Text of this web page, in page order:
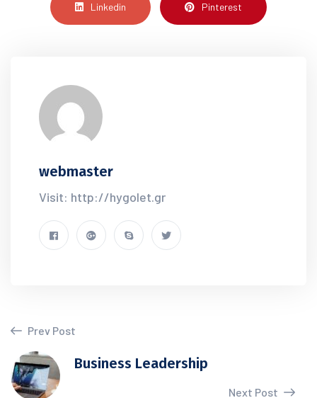
Linkedin Pinterest
webmaster
Visit: http://hygolet.gr
Prev Post
Business Leadership
Next Post